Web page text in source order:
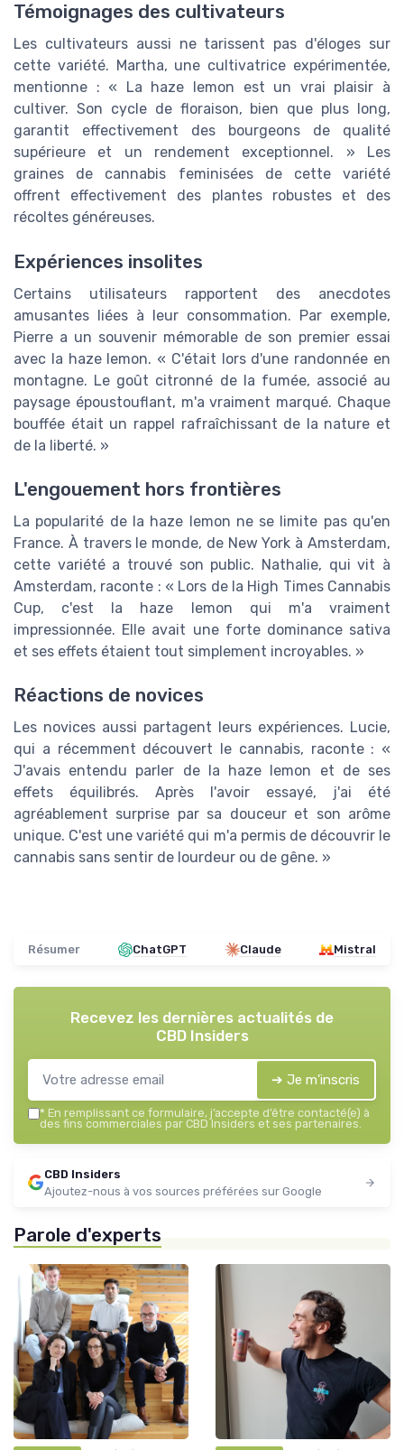
Témoignages des cultivateurs
Les cultivateurs aussi ne tarissent pas d'éloges sur
cette variété. Martha, une cultivatrice expérimentée,
mentionne : « La haze lemon est un vrai plaisir à
cultiver. Son cycle de floraison, bien que plus long,
garantit effectivement des bourgeons de qualité
supérieure et un rendement exceptionnel. » Les
graines de cannabis feminisées de cette variété
offrent effectivement des plantes robustes et des
récoltes généreuses.
Expériences insolites
Certains utilisateurs rapportent des anecdotes
amusantes liées à leur consommation. Par exemple,
Pierre a un souvenir mémorable de son premier essai
avec la haze lemon. « C'était lors d'une randonnée en
montagne. Le goût citronné de la fumée, associé au
paysage époustouflant, m'a vraiment marqué. Chaque
bouffée était un rappel rafraîchissant de la nature et
de la liberté. »
L'engouement hors frontières
La popularité de la haze lemon ne se limite pas qu'en
France. À travers le monde, de New York à Amsterdam,
cette variété a trouvé son public. Nathalie, qui vit à
Amsterdam, raconte : « Lors de la High Times Cannabis
Cup, c'est la haze lemon qui m'a vraiment
impressionnée. Elle avait une forte dominance sativa
et ses effets étaient tout simplement incroyables. »
Réactions de novices
Les novices aussi partagent leurs expériences. Lucie,
qui a récemment découvert le cannabis, raconte : «
J'avais entendu parler de la haze lemon et de ses
effets équilibrés. Après l'avoir essayé, j'ai été
agréablement surprise par sa douceur et son arôme
unique. C'est une variété qui m'a permis de découvrir le
cannabis sans sentir de lourdeur ou de gêne. »
Résumer ChatGPT Claude Mistral
Recevez les dernières actualités de
CBD Insiders
➔ Je m'inscris
* En remplissant ce formulaire, j’accepte d’être contacté(e) à
des fins commerciales par CBD Insiders et ses partenaires.
CBD Insiders
Ajoutez-nous à vos sources préférées sur Google
Parole d'experts